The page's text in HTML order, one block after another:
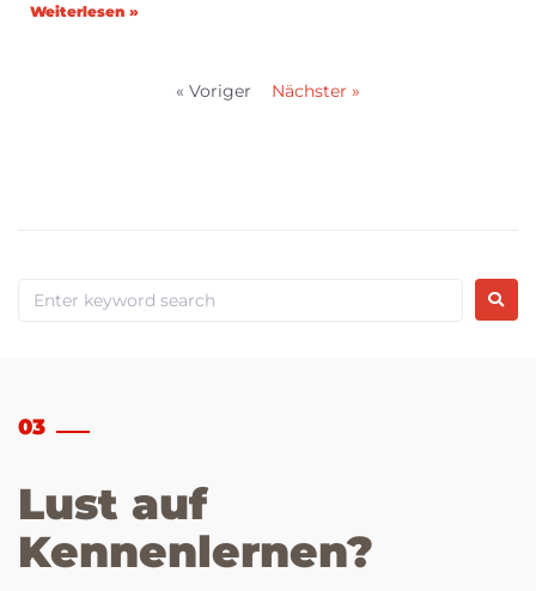
Weiterlesen »
« Voriger Nächster »
03
Lust auf
Kennenlernen?